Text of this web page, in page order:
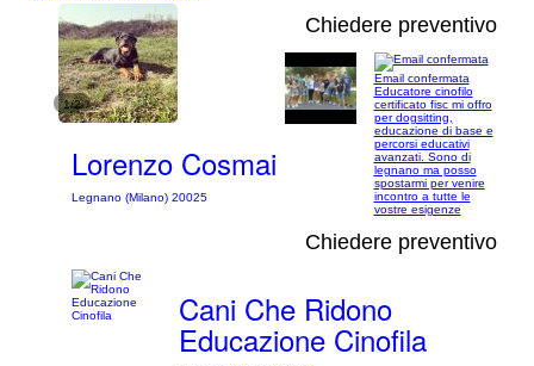
1/2
Chiedere preventivo
Lorenzo Cosmai
Legnano (Milano) 20025
Email confermata
Educatore cinofilo
certificato fisc mi offro
per dogsitting,
educazione di base e
percorsi educativi
avanzati. Sono di
legnano ma posso
spostarmi per venire
incontro a tutte le
vostre esigenze
Chiedere preventivo
Cani Che Ridono
Educazione Cinofila